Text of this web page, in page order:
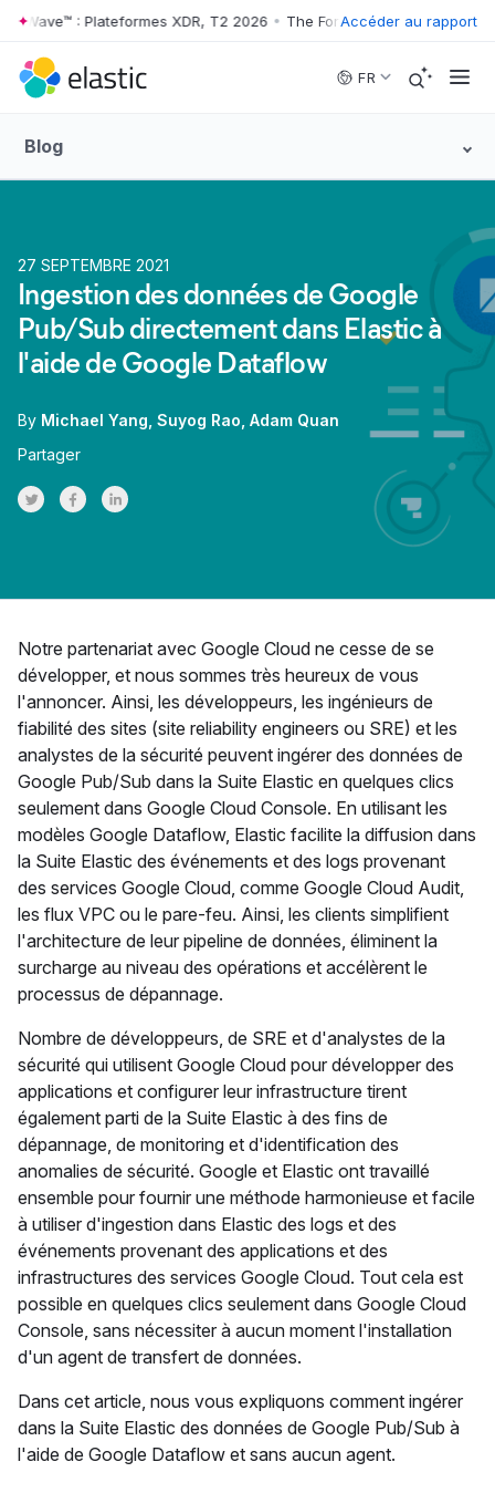
Skip to main content
Wave™ : Plateformes XDR, T2 2026 • The Forrester Wave™ :
Accéder au rapport
FR
Blog
27 SEPTEMBRE 2021
Ingestion des données de Google
Pub/Sub directement dans Elastic à
l'aide de Google Dataflow
By Michael Yang Suyog Rao Adam Quan
Partager
Share on Twitter
Share on Facebook
Share on LinkedInr
Notre partenariat avec Google Cloud ne cesse de se
développer, et nous sommes très heureux de vous
l'annoncer. Ainsi, les développeurs, les ingénieurs de
fiabilité des sites (site reliability engineers ou SRE) et les
analystes de la sécurité peuvent ingérer des données de
Google Pub/Sub dans la Suite Elastic en quelques clics
seulement dans Google Cloud Console. En utilisant les
modèles Google Dataflow, Elastic facilite la diffusion dans
la Suite Elastic des événements et des logs provenant
des services Google Cloud, comme Google Cloud Audit,
les flux VPC ou le pare-feu. Ainsi, les clients simplifient
l'architecture de leur pipeline de données, éliminent la
surcharge au niveau des opérations et accélèrent le
processus de dépannage.
Nombre de développeurs, de SRE et d'analystes de la
sécurité qui utilisent Google Cloud pour développer des
applications et configurer leur infrastructure tirent
également parti de la Suite Elastic à des fins de
dépannage, de monitoring et d'identification des
anomalies de sécurité. Google et Elastic ont travaillé
ensemble pour fournir une méthode harmonieuse et facile
à utiliser d'ingestion dans Elastic des logs et des
événements provenant des applications et des
infrastructures des services Google Cloud. Tout cela est
possible en quelques clics seulement dans Google Cloud
Console, sans nécessiter à aucun moment l'installation
d'un agent de transfert de données.
Dans cet article, nous vous expliquons comment ingérer
dans la Suite Elastic des données de Google Pub/Sub à
l'aide de Google Dataflow et sans aucun agent.